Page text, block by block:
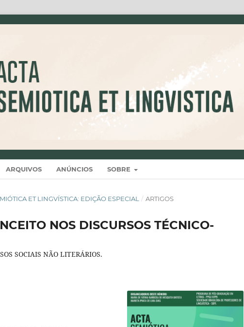
ARQUIVOS ANÚNCIOS SOBRE
ET LINGVÍSTICA: EDIÇÃO ESPECIAL / ARTIGOS
NOS DISCURSOS TÉCNICO-
SOCIAIS NÃO LITERÁRIOS.